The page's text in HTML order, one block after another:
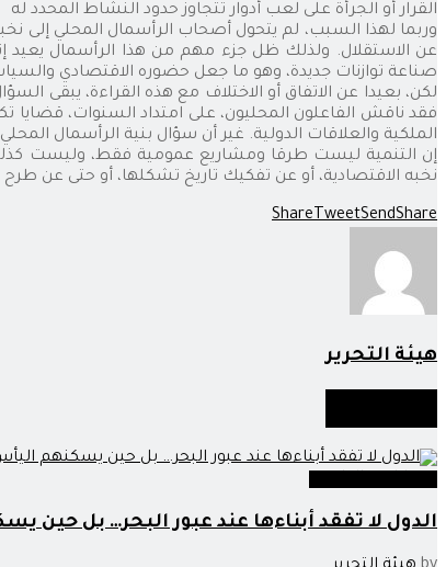
القرار أو الجرأة على لعب أدوار تتجاوز حدود النشاط المحدد له
وربما لهذا السبب، لم يتحول أصحاب الرأسمال المحلي إلى
عن الاستقلال. ولذلك ظل جزء مهم من هذا الرأسمال يعيد
صناعة توازنات جديدة، وهو ما جعل حضوره الاقتصادي
لكن، بعيدا عن الاتفاق أو الاختلاف مع هذه القراءة، يبقى
فقد ناقش الفاعلون المحليون، على امتداد السنوات، قضايا
الملكية والعلاقات الدولية. غير أن سؤال بنية الرأسمال
إن التنمية ليست طرقا ومشاريع عمومية فقط، وليست
نخبه الاقتصادية، أو عن تفكيك تاريخ تشكلها، أو حتى عن
ShareTweetSendShare
هيئة التحرير
الدول لا تفقد أبناءها عند عبور البحر… بل حين